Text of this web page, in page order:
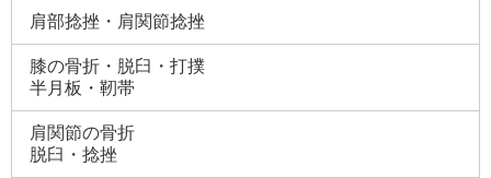
肩部捻挫・肩関節捻挫
膝の骨折・脱臼・打撲
半月板・靭帯
肩関節の骨折
脱臼・捻挫